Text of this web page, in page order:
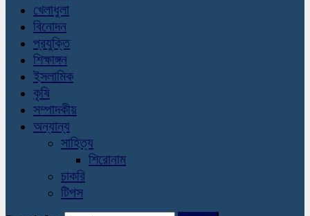
খেলাধুলা
বিনোদন
প্রযুক্তি
শিক্ষাঙ্গন
ইসলামিক
কৃষি
সম্পাদকীয়
অন্যান্য
সাহিত্য
শিরোনাম
চাকরি
টিপস